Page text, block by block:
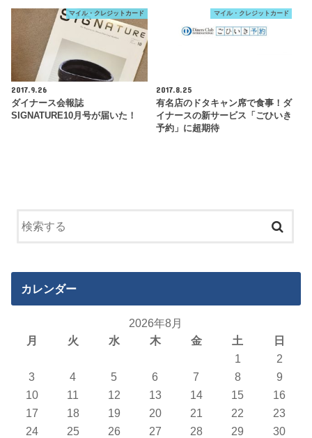
マイル・クレジットカード
2017.9.26
ダイナース会報誌
SIGNATURE10月号が届いた！
マイル・クレジットカード
2017.8.25
有名店のドタキャン席で食事！ダ
イナースの新サービス「ごひいき
予約」に超期待
カレンダー
2026年8月
月
火 水 木 金 土
日
1
2
3
4 5 6 7 8
9
10
11 12 13 14 15
16
17
18 19 20 21 22
23
24
25 26 27 28 29
30